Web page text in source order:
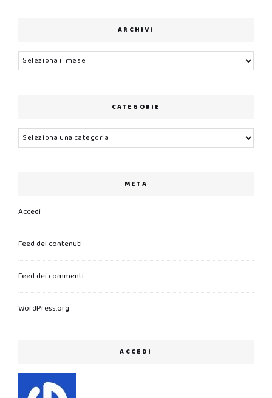
ARCHIVI
Archivi
CATEGORIE
Categorie
META
Accedi
Feed dei contenuti
Feed dei commenti
WordPress.org
ACCEDI